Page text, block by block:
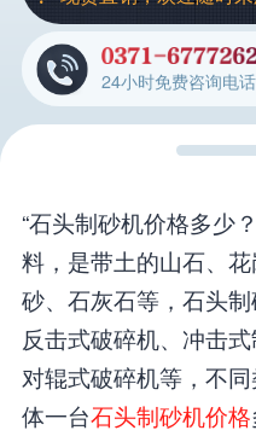
24小时免费咨询电话
“石头制砂机价格多少
料，是带土的山石、
砂、石灰石等，石头
反击式破碎机、冲击式
对辊式破碎机等，不
体一台石头制砂机价格